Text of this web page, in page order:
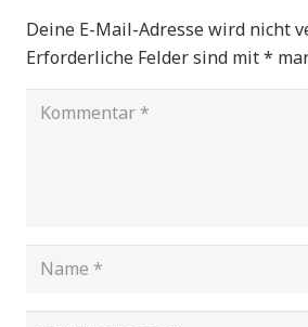
Deine E-Mail-Adresse wird nicht
Erforderliche Felder sind mit*